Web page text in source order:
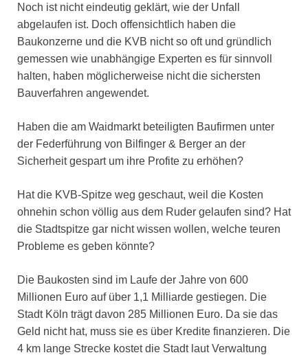
Noch ist nicht eindeutig geklärt, wie der Unfall
abgelaufen ist. Doch offensichtlich haben die
Baukonzerne und die KVB nicht so oft und gründlich
gemessen wie unabhängige Experten es für sinnvoll
halten, haben möglicherweise nicht die sichersten
Bauverfahren angewendet.
Haben die am Waidmarkt beteiligten Baufirmen unter
der Federführung von Bilfinger & Berger an der
Sicherheit gespart um ihre Profite zu erhöhen?
Hat die KVB-Spitze weg geschaut, weil die Kosten
ohnehin schon völlig aus dem Ruder gelaufen sind? Hat
die Stadtspitze gar nicht wissen wollen, welche teuren
Probleme es geben könnte?
Die Baukosten sind im Laufe der Jahre von 600
Millionen Euro auf über 1,1 Milliarde gestiegen. Die
Stadt Köln trägt davon 285 Millionen Euro. Da sie das
Geld nicht hat, muss sie es über Kredite finanzieren. Die
4 km lange Strecke kostet die Stadt laut Verwaltung